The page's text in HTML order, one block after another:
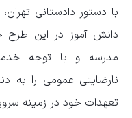
دانش آموز در این
مدرسه و با توجه
نارضایتی عمومی را به
تعهدات خود در زمینه